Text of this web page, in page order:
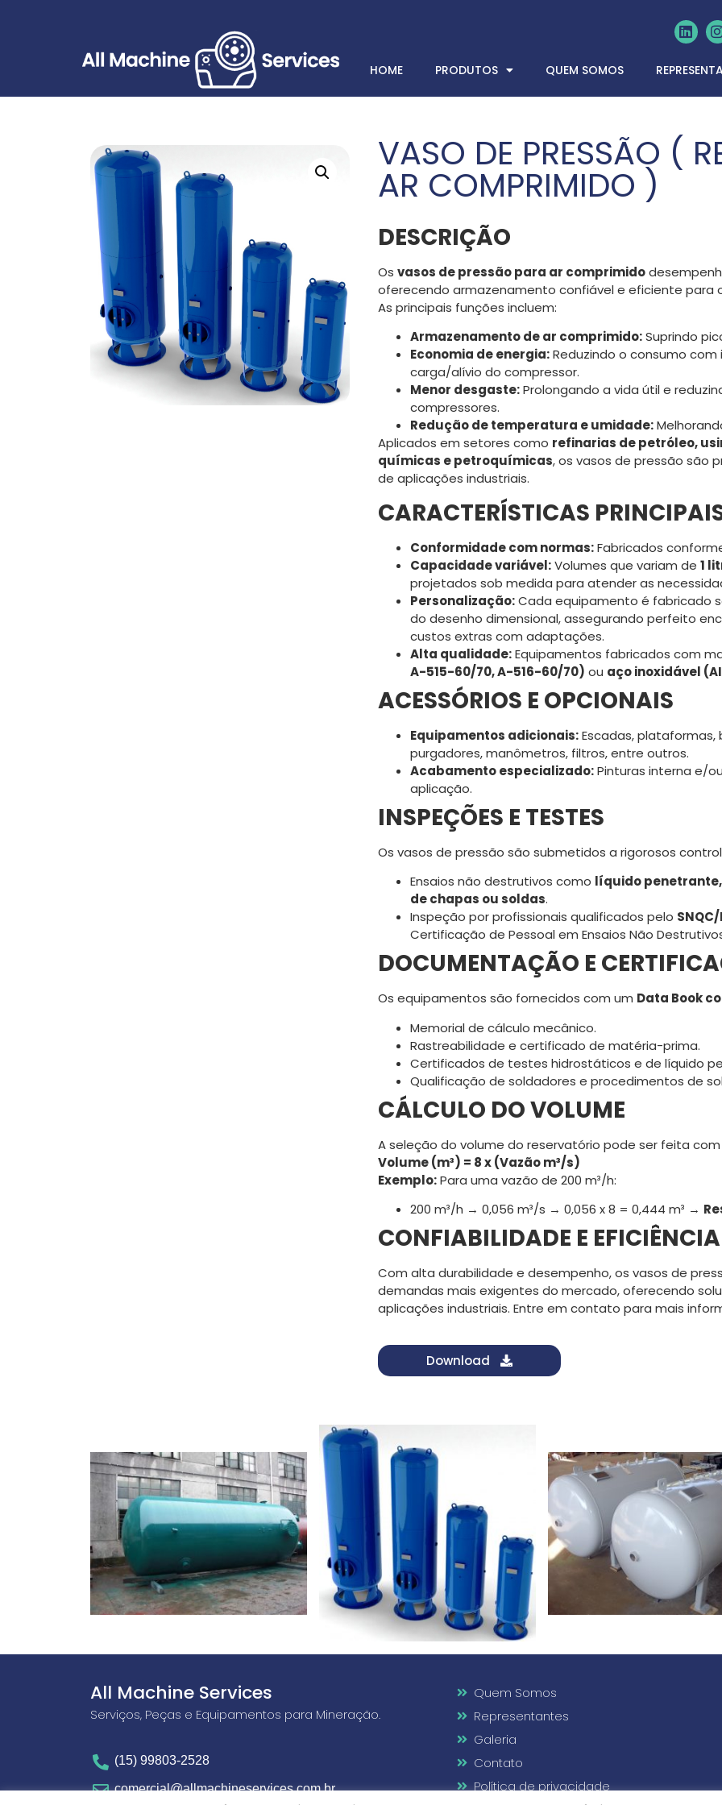
HOME PRODUTOS QUEM SOMOS
VASO DE PRESSÃO (
AR COMPRIMIDO )
DESCRIÇÃO
Os vasos de pressão para ar comprimido
oferecendo armazenamento confiável e eficiente para
As principais funções incluem:
Armazenamento de ar comprimido:Suprindo
Economia de energia:Reduzindo o consumo
carga/alívio do compressor.
Menor desgaste:Prolongando a vida útil e
compressores.
Redução de temperatura e umidade:
Aplicados em setores como refinarias de petróleo,
químicas e petroquímicas, os vasos de pressão são
de aplicações industriais.
CARACTERÍSTICAS
Conformidade com normas:Fabricados
Capacidade variável:Volumes que variam de 1
projetados sob medida para atender as
Personalização:Cada equipamento é fabricado
do desenho dimensional, assegurando perfeito
custos extras com adaptações.
Alta qualidade:Equipamentos fabricados com
A-515-60/70, A-516-60/70) ou aço inoxidável
ACESSÓRIOS E OPCIONAIS
Equipamentos adicionais:Escadas, plataformas,
purgadores, manômetros, filtros, entre outros.
Acabamento especializado:Pinturas interna e/
aplicação.
INSPEÇÕES E TESTES
Os vasos de pressão são submetidos a rigorosos
Ensaios não destrutivos como líquido
de chapas ou soldas.
Inspeção por profissionais qualificados pelo SNQC/
Certificação de Pessoal em Ensaios Não
DOCUMENTAÇÃO E
Os equipamentos são fornecidos com um Data Book
Memorial de cálculo mecânico.
Rastreabilidade e certificado de matéria-prima.
Certificados de testes hidrostáticos e de líquido
Qualificação de soldadores e procedimentos de
CÁLCULO DO VOLUME
A seleção do volume do reservatório pode ser feita
Volume (m³) = 8 x (Vazão m³/s)
Exemplo:Para uma vazão de 200 m³/h:
200 m³/h → 0,056 m³/s → 0,056 x 8 = 0,444 m³ →
CONFIABILIDADE E EFICIÊNCIA
Com alta durabilidade e desempenho, os vasos de
demandas mais exigentes do mercado, oferecendo
aplicações industriais. Entre em contato para mais
Download
All Machine Services
Serviços, Peças e Equipamentos para Mineração.
(15) 99803-2528
comercial@allmachineservices.com.br
Quem Somos
Representantes
Galeria
Contato
Política de privacidade